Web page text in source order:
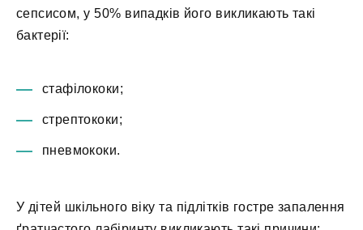
сепсисом, у 50% випадків його викликають такі
бактерії:
стафілококи;
стрептококи;
пневмококи.
У дітей шкільного віку та підлітків гостре запалення